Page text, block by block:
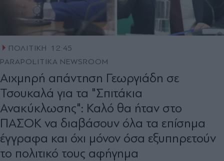
ΠΟΛΙΤΙΚΗ
12:45
PARAPOLITIKA NEWSROOM
Αιχμηρή απάντηση Γεωργιάδη σε
Τσουκαλά για τα "Σπιτάκια
Ανακύκλωσης": Καλό θα ήταν στο
ΠΑΣΟΚ να διαβάσουν όλα τα επίσημα
έγγραφα και όχι μόνον όσα εξυπηρετούν
το πολιτικό τους αφήγημα